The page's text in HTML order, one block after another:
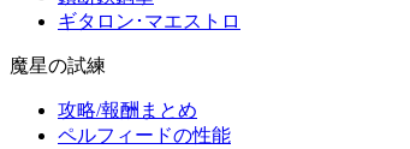
ギタロン･マエストロ
魔星の試練
攻略/報酬まとめ
ペルフィードの性能